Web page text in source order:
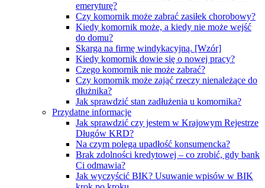
emeryturę?
Czy komornik może zabrać zasiłek chorobowy?
Kiedy komornik może, a kiedy nie może wejść
do domu?
Skarga na firmę windykacyjną. [Wzór]
Kiedy komornik dowie się o nowej pracy?
Czego komornik nie może zabrać?
Czy komornik może zająć rzeczy nienależące do
dłużnika?
Jak sprawdzić stan zadłużenia u komornika?
Przydatne informacje
Jak sprawdzić czy jestem w Krajowym Rejestrze
Długów KRD?
Na czym polega upadłość konsumencka?
Brak zdolności kredytowej – co zrobić, gdy bank
Ci odmawia?
Jak wyczyścić BIK? Usuwanie wpisów w BIK